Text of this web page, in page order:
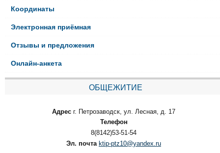
Координаты
Электронная приёмная
Отзывы и предложения
Онлайн-анкета
ОБЩЕЖИТИЕ
Адрес г. Петрозаводск, ул. Лесная, д. 17
Телефон
8(8142)53-51-54
Эл. почта ktip-ptz10@yandex.ru